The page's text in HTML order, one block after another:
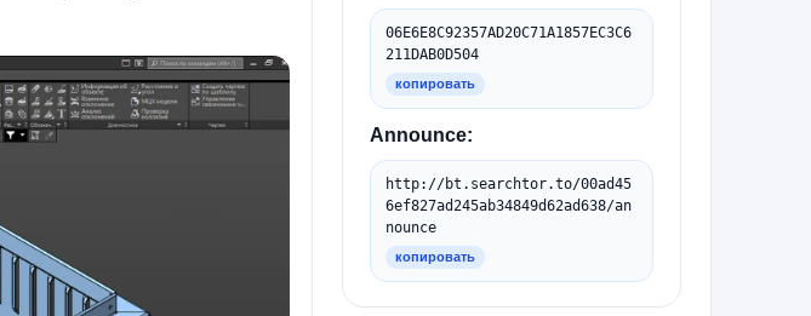
06E6E8C92357AD20C71A1857EC3C6
211DAB0D504
копировать
Announce:
http://bt.searchtor.to/00ad45
6ef827ad245ab34849d62ad638/an
nounce
копировать